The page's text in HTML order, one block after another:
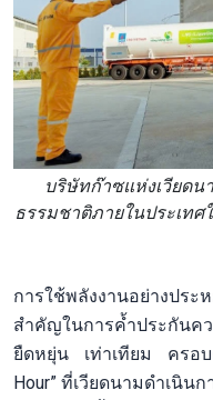
บริษัทก๊าซแห่งเวียดน
ธรรมชาติภายในประเท
การใช้พลังงานอย่างปร
สำคัญในการค้ำประกันค
ยืดหยุ่น เท่าเทียม ครอ
Hour” ที่เวียดนามดำเนิน